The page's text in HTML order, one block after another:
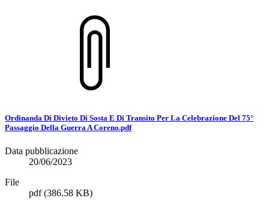
Ordinanda Di Divieto Di Sosta E Di Transito Per La Celebrazione Del 75°
Passaggio Della Guerra A Coreno.pdf
Data pubblicazione
20/06/2023
File
pdf(386.58 KB)